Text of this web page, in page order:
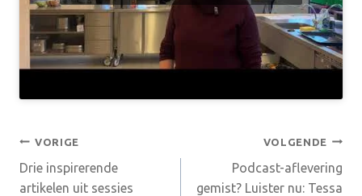
Bericht
navigatie
VORIGE
Drie inspirerende
artikelen uit sessies
VOLGENDE
Podcast-aflevering
gemist? Luister nu: Tessa